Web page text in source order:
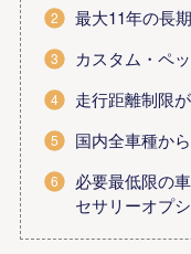
最大11年の長
カスタム・ペ
走行距離制限
国内全車種か
必要最低限の
セサリーオプシ